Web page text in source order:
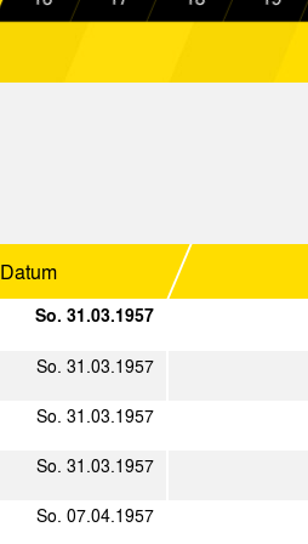
So. 20.01.1957
So. 17.02.1957
So. 24.02.1957
Datum
So. 31.03.1957
So. 31.03.1957
So. 31.03.1957
So. 31.03.1957
So. 07.04.1957